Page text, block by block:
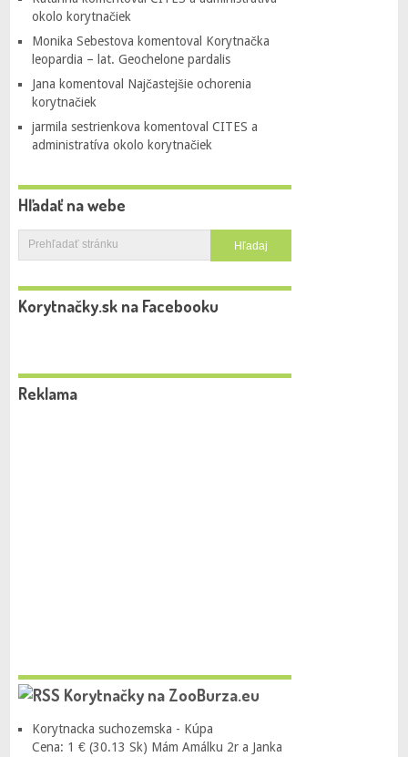
okolo korytnačiek
Monika Sebestova komentoval Korytnačka
leopardia – lat. Geochelone pardalis
Jana komentoval Najčastejšie ochorenia
korytnačiek
jarmila sestrienkova komentoval CITES a
administratíva okolo korytnačiek
Hľadať na webe
Korytnačky.sk na Facebooku
Reklama
Korytnačky na ZooBurza.eu
Korytnacka suchozemska - Kúpa
Cena: 1 € (30.13 Sk) Mám Amálku 2r a Janka